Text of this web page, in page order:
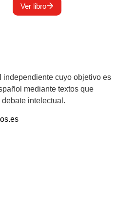
Ver libro
independiente cuyo objetivo es
mediante textos que
intelectual.